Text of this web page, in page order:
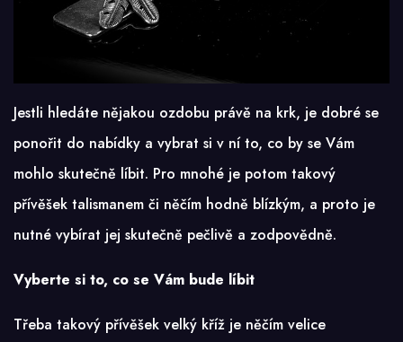
Jestli hledáte nějakou ozdobu právě na krk, je dobré se
ponořit do nabídky a vybrat si v ní to, co by se Vám
mohlo skutečně líbit. Pro mnohé je potom takový
přívěšek talismanem či něčím hodně blízkým, a proto je
nutné vybírat jej skutečně pečlivě a zodpovědně.
Vyberte si to, co se Vám bude líbit
Třeba takový přívěšek velký kříž je něčím velice